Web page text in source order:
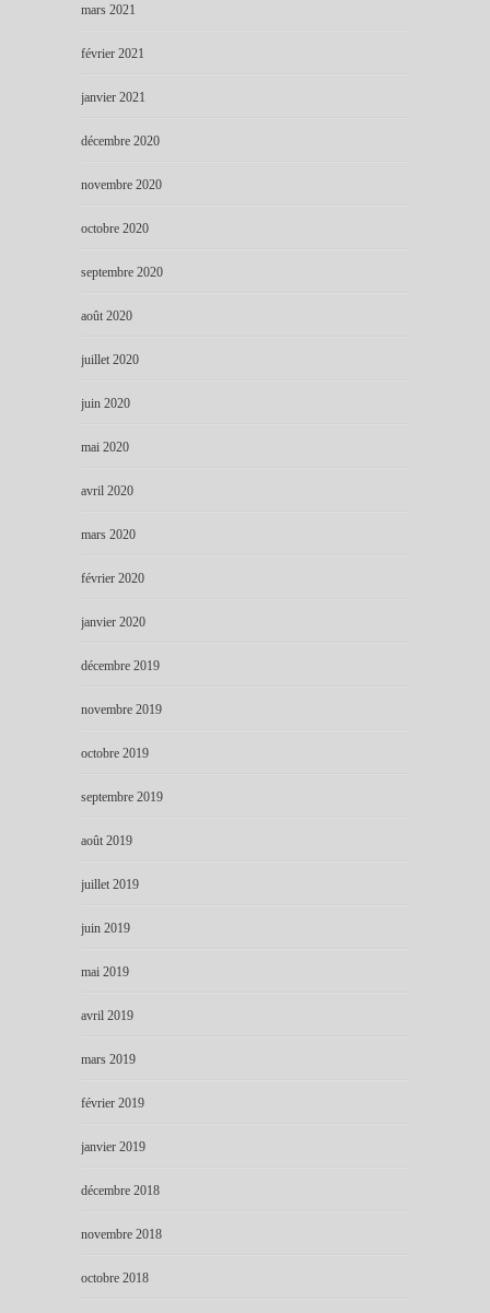
mars 2021
février 2021
janvier 2021
décembre 2020
novembre 2020
octobre 2020
septembre 2020
août 2020
juillet 2020
juin 2020
mai 2020
avril 2020
mars 2020
février 2020
janvier 2020
décembre 2019
novembre 2019
octobre 2019
septembre 2019
août 2019
juillet 2019
juin 2019
mai 2019
avril 2019
mars 2019
février 2019
janvier 2019
décembre 2018
novembre 2018
octobre 2018